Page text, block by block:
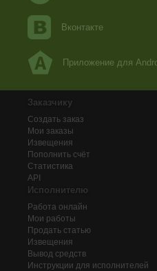
Вконтакте
Приложение для
Заказчику
Создать заказ
Мои заказы
Извещения
Пополнить счёт
Статистика
API
Исполнителю
Работа онлайн
Мои работы
Продать статью
Извещения
Вывод средств
Инструкции для исполнителей